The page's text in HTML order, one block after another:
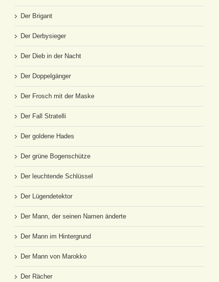
Der Brigant
Der Derbysieger
Der Dieb in der Nacht
Der Doppelgänger
Der Frosch mit der Maske
Der Fall Stratelli
Der goldene Hades
Der grüne Bogenschütze
Der leuchtende Schlüssel
Der Lügendetektor
Der Mann, der seinen Namen änderte
Der Mann im Hintergrund
Der Mann von Marokko
Der Rächer